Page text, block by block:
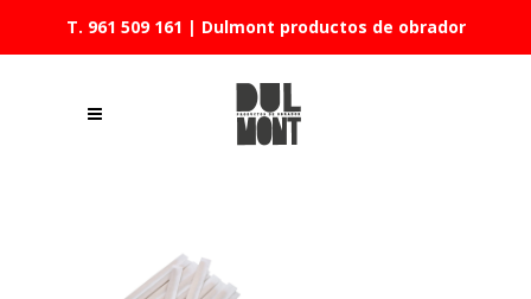
T. 961 509 161 | Dulmont productos de obrador